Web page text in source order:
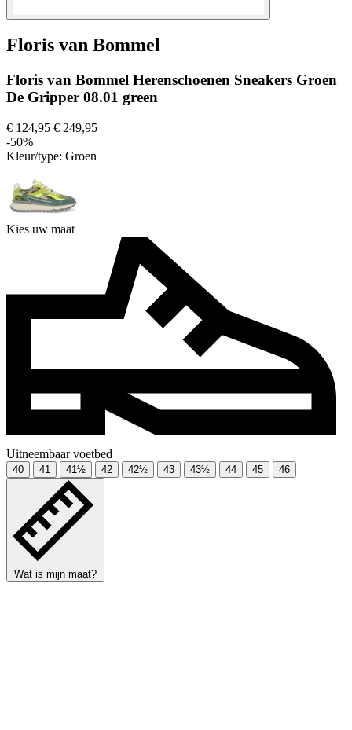
Floris van Bommel
Floris van Bommel Herenschoenen Sneakers Groen
De Gripper 08.01 green
€ 124,95 € 249,95
-50%
Kleur/type: Groen
Kies uw maat
Uitneembaar voetbed
40 41 41½ 42 42½ 43 43½ 44 45 46
Wat is mijn maat?